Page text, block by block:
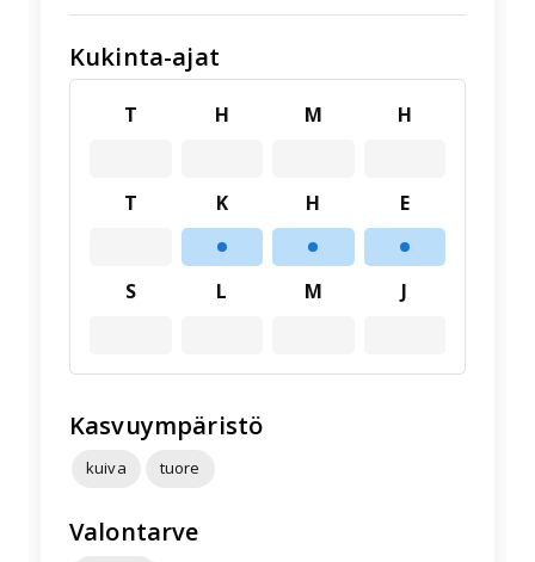
Kukinta-ajat
T H M H
T K H E
S L M J
Kasvuympäristö
kuiva tuore
Valontarve